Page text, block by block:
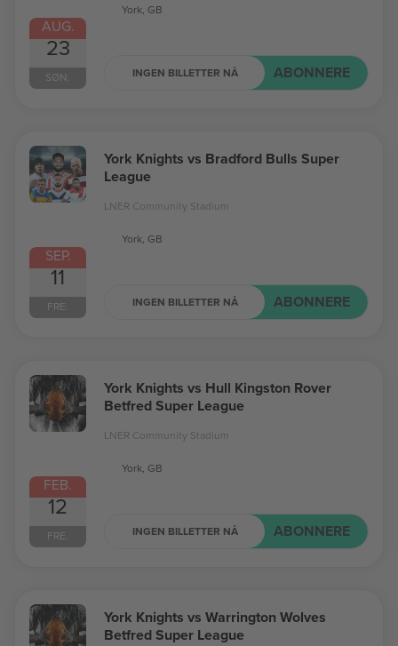
AUG.
23
SØN.
York, GB
INGEN BILLETTER NÅ ABONNERE
SEP.
11
FRE.
York Knights vs Bradford Bulls Super
League
LNER Community Stadium
York, GB
INGEN BILLETTER NÅ ABONNERE
FEB.
12
FRE.
York Knights vs Hull Kingston Rover
Betfred Super League
LNER Community Stadium
York, GB
INGEN BILLETTER NÅ ABONNERE
York Knights vs Warrington Wolves
Betfred Super League